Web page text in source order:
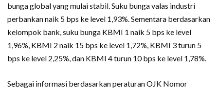
bunga global yang mulai stabil. Suku bunga valas industri
perbankan naik 5 bps ke level 1,93%. Sementara berdasarkan
kelompok bank, suku bunga KBMI 1 naik 5 bps ke level
1,96%, KBMI 2 naik 15 bps ke level 1,72%, KBMI 3 turun 5
bps ke level 2,25%, dan KBMI 4 turun 10 bps ke level 1,78%.
Sebagai informasi berdasarkan peraturan OJK Nomor